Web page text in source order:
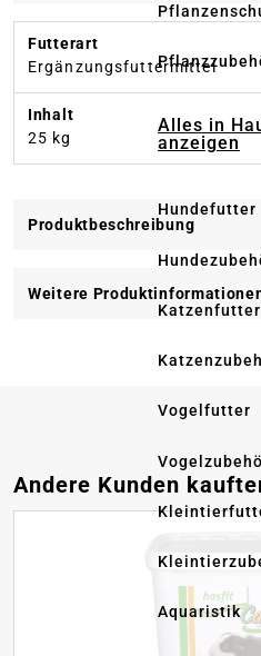
Alles in
anzeigen
Hundefutter
Katzenfutter
Vogelfutter
Aquaristik
Futterart
Ergänzungsfuttermittel
Inhalt
25 kg
Produktbeschreibung
Weitere
Produktgalerie
Andere Kunden